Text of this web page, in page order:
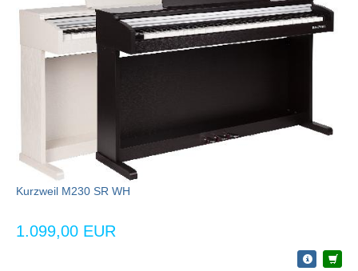
Kurzweil M230 SR WH
1.099,00 EUR